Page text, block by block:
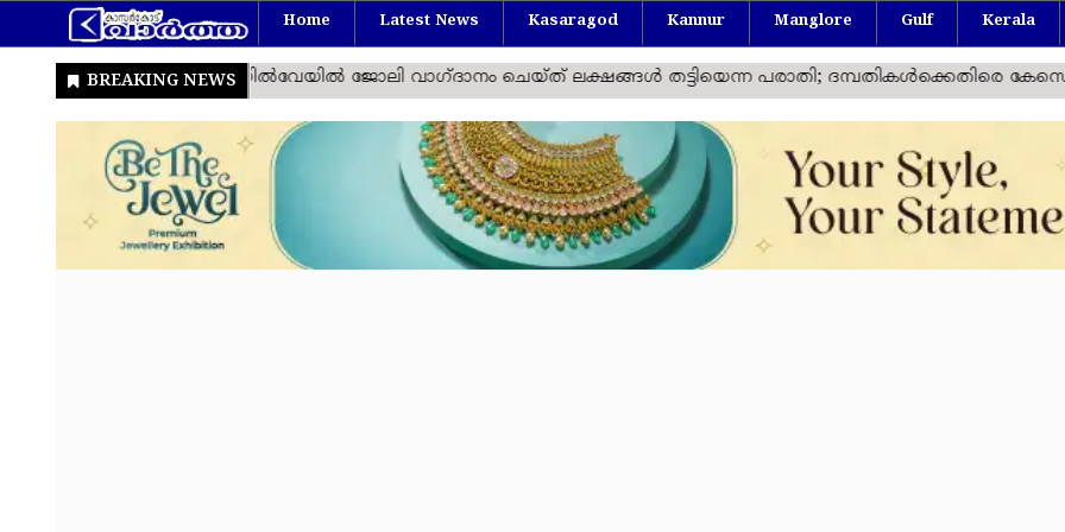
Home Latest News Kasaragod Kannur Manglore Gulf Kerala